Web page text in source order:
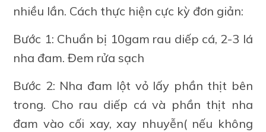
nhiều lần. Cách thực hiện cực kỳ đơn giản:
Bước 1: Chuẩn bị 10gam rau diếp cá, 2-3 lá
nha đam. Đem rửa sạch
Bước 2: Nha đam lột vỏ lấy phần thịt bên
trong. Cho rau diếp cá và phần thịt nha
đam vào cối xay, xay nhuyễn( nếu không